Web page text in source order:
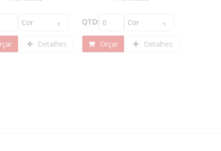
Detalhes
QTD:
Orçar Detalhes